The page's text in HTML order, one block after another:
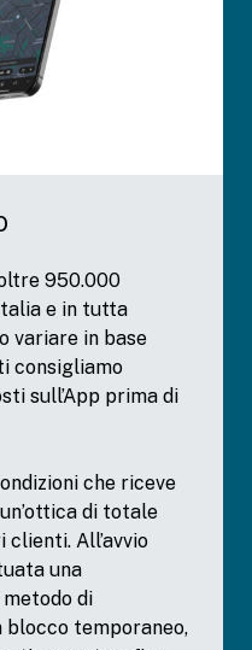
950.000
e in tutta
variare in base
consigliamo
sull’App prima di
che riceve
di totale
All’avvio
una
di
blocco temporaneo,